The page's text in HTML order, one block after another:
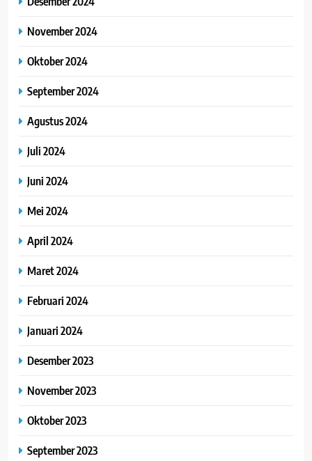
November 2024
Oktober 2024
September 2024
Agustus 2024
Juli 2024
Juni 2024
Mei 2024
April 2024
Maret 2024
Februari 2024
Januari 2024
Desember 2023
November 2023
Oktober 2023
September 2023